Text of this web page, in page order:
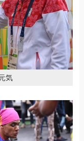
気